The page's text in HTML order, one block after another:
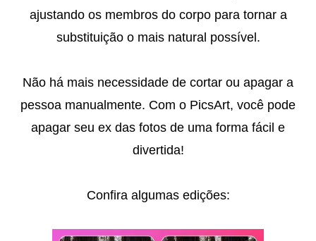
ajustando os membros do corpo para tornar a
substituição o mais natural possível.
Não há mais necessidade de cortar ou apagar a
pessoa manualmente. Com o PicsArt, você pode
apagar seu ex das fotos de uma forma fácil e
divertida!
Confira algumas edições: